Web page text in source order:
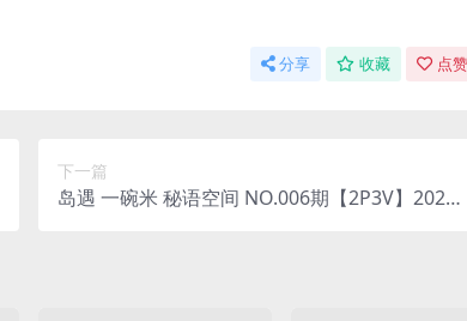
分享 收藏 点
下一篇
岛遇 一碗米 秘语空间 NO.006期【2P3V】2025